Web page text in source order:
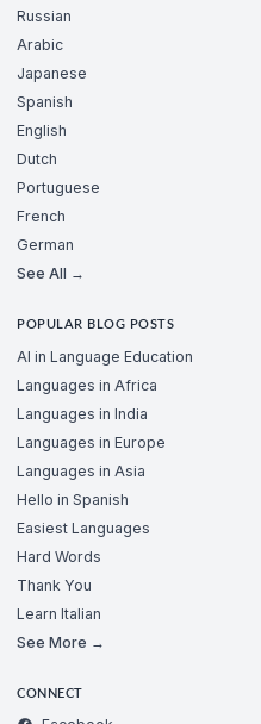
Russian
Arabic
Japanese
Spanish
English
Dutch
Portuguese
French
German
See All →
POPULAR BLOG POSTS
AI in Language Education
Languages in Africa
Languages in India
Languages in Europe
Languages in Asia
Hello in Spanish
Easiest Languages
Hard Words
Thank You
Learn Italian
See More →
CONNECT